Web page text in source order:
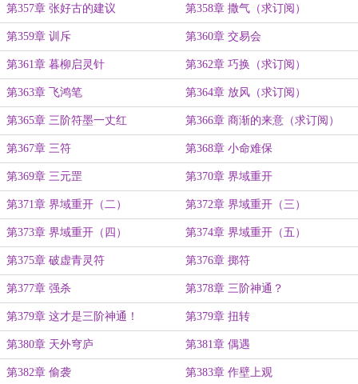
剂
第357章 张好古的建议 第358章 撒气（求订阅）
第359章 训斥 第360章 交易会
第361章 暮柳启灵针 第362章 巧换（求订阅）
第363章 飞鸿笔 第364章 放风（求订阅）
第365章 三阶符墨一丈红 第366章 商渐的来意（求订阅）
第367章 三符 第368章 小命难保
第369章 三元罡 第370章 界域重开
第371章 界域重开（二） 第372章 界域重开（三）
第373章 界域重开（四） 第374章 界域重开（五）
第375章 破虚青灵符 第376章 掷符
第377章 强杀 第378章 三阶神通？
第379章 这才是三阶神通！ 第379章 扭转
第380章 天外穹庐 第381章 偶遇
第382章 偷袭 第383章 作壁上观